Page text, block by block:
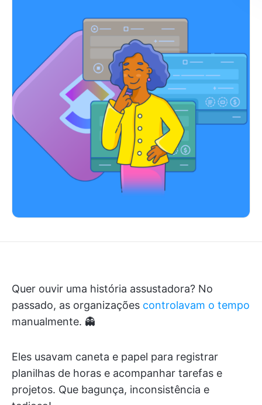
Quer ouvir uma história assustadora? No
passado, as organizações controlavam o tempo
manualmente. 👻
Eles usavam caneta e papel para registrar
planilhas de horas e acompanhar tarefas e
projetos. Que bagunça, inconsistência e